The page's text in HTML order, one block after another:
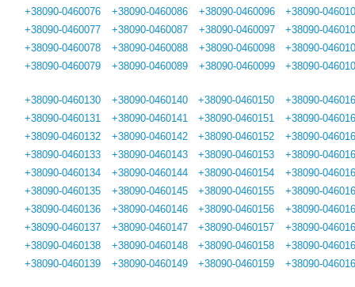
+38090-0460076
+38090-0460077
+38090-0460078
+38090-0460079
+38090-0460086
+38090-0460087
+38090-0460088
+38090-0460089
+38090-0460096
+38090-0460097
+38090-0460098
+38090-0460099
+38090-
+38090-
+38090-
+38090-
+38090-0460130
+38090-0460131
+38090-0460132
+38090-0460133
+38090-0460134
+38090-0460135
+38090-0460136
+38090-0460137
+38090-0460138
+38090-0460139
+38090-0460140
+38090-0460141
+38090-0460142
+38090-0460143
+38090-0460144
+38090-0460145
+38090-0460146
+38090-0460147
+38090-0460148
+38090-0460149
+38090-0460150
+38090-0460151
+38090-0460152
+38090-0460153
+38090-0460154
+38090-0460155
+38090-0460156
+38090-0460157
+38090-0460158
+38090-0460159
+38090-
+38090-
+38090-
+38090-
+38090-
+38090-
+38090-
+38090-
+38090-
+38090-